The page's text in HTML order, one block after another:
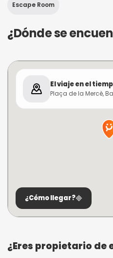
Escape Room
¿Dónde se
El viaje en el
Plaça de la Mercè,
¿Cómo llegar?
¿Eres propietario de